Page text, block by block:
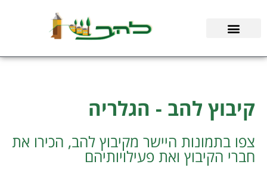
קיבוץ להב - הגלריה
צפו בתמונות היישר מקיבוץ להב, הכירו את
חברי הקיבוץ ואת פעילויותיהם